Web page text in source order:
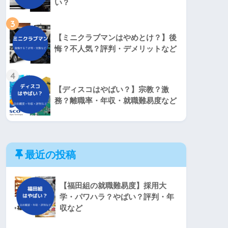
い？
3
【ミニクラブマンはやめとけ？】後
悔？不人気？評判・デメリットなど
4
【ディスコはやばい？】宗教？激
務？離職率・年収・就職難易度など
最近の投稿
【福田組の就職難易度】採用大
学・パワハラ？やばい？評判・年
収など